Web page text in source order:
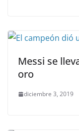
Messi se
oro
diciembre 3, 2019